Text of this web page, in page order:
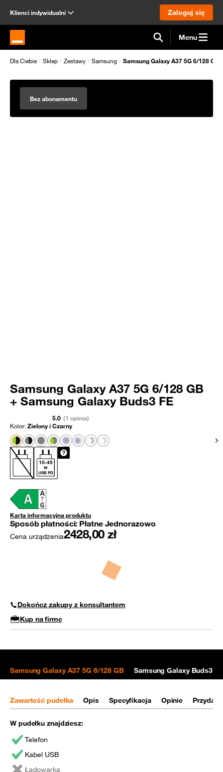
Klienci indywidualni Zaloguj się
Strona główna Orange.pl Menu
Dla Ciebie Sklep Zestawy Samsung Samsung Galaxy A37 5G 6/128 GB
Bez abonamentu
Samsung Galaxy A37 5G 6/128 GB
+ Samsung Galaxy Buds3 FE
5.0 (1 opinia)
Kolor:Zielony i Czarny
10-45
W
USB PD
Karta informacyjna produktu
Sposób płatności: Płatne Jednorazowo
Cena urządzenia2428,00 zł
Dokończ zakupy z konsultantem
Kup na firmę
Samsung Galaxy A37 5G 6/128 GB Samsung Galaxy Buds3 FE
Zawartość pudełka Opis Specyfikacja Opinie
W pudełku znajdziesz:
Telefon
Kabel USB
Ładowarka